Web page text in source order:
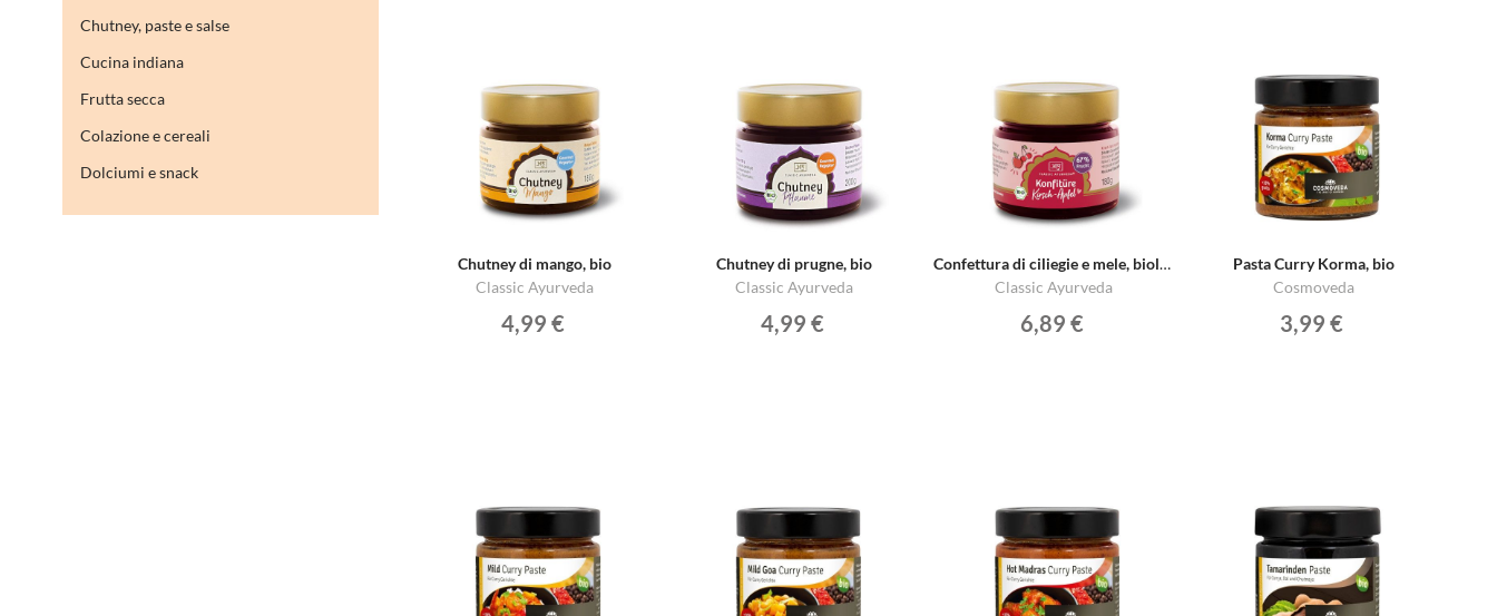
Chutney, paste e salse
Cucina indiana
Frutta secca
Colazione e cereali
Dolciumi e snack
Chutney di mango, bio
Classic Ayurveda
4,99 €
Chutney di prugne, bio
Classic Ayurveda
4,99 €
Confettura di ciliegie e mele, biologica
Classic Ayurveda
6,89 €
Pasta Curry Korma, bio
Cosmoveda
3,99 €